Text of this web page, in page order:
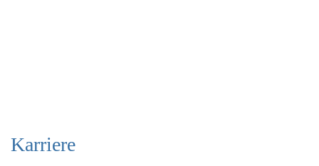
Karriere